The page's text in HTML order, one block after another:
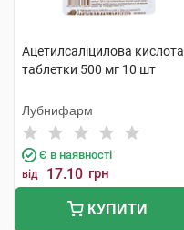
Ацетилсаліцилова кислота
таблетки 500 мг 10 шт
Лубнифарм
Є в наявності
від 17.10 грн
КУПИТИ